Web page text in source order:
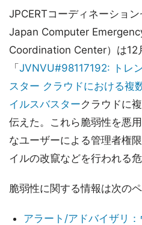
JPCERTコーディネーショ
Japan Computer
Coordination Center）は12
「 JVNVU#98117192: トレ
スター クラウドにおける複
イルスバスタークラウドに
伝えた。これら脆弱性を悪
なユーザーによる管理者権
イルの改竄などを行われる危
脆弱性に関する情報は次の
アラート/アドバイザリ